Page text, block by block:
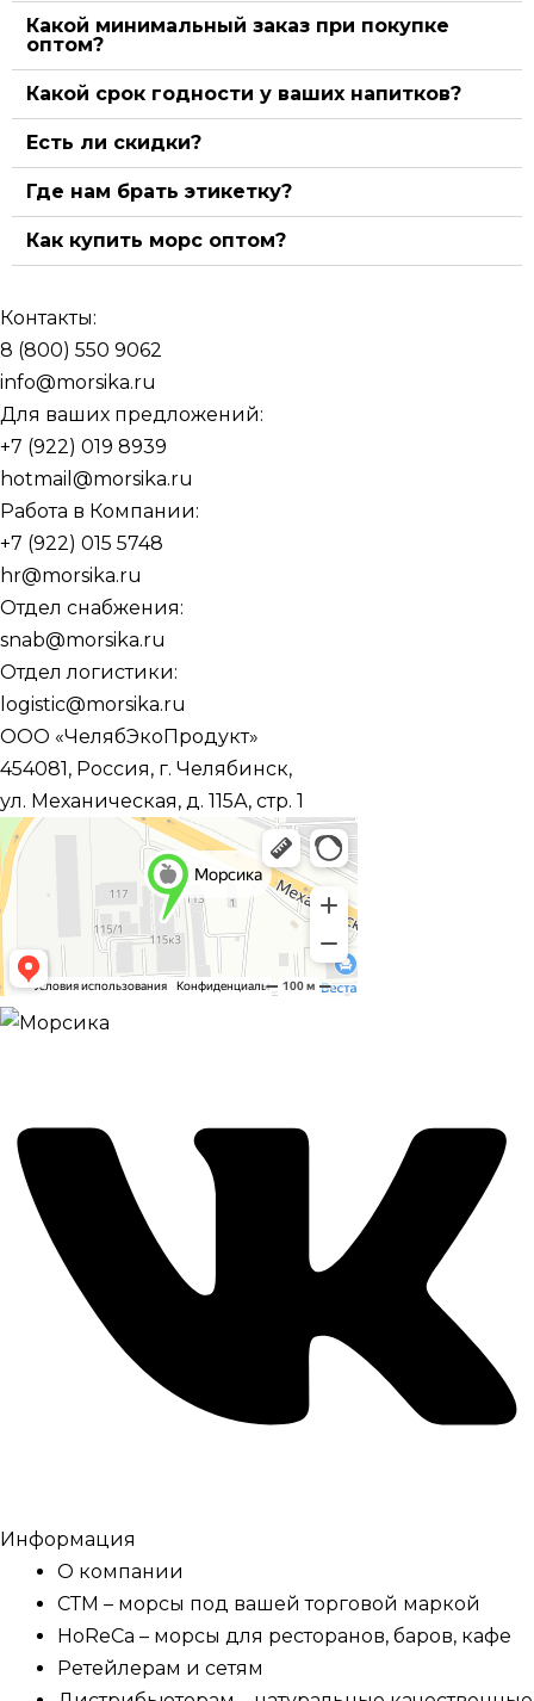
Какой минимальный заказ при покупке
оптом?
Какой срок годности у ваших напитков?
Есть ли скидки?
Где нам брать этикетку?
Как купить морс оптом?
Контакты:
8 (800) 550 9062
info@morsika.ru
Для ваших предложений:
+7 (922) 019 8939
hotmail@morsika.ru
Работа в Компании:
+7 (922) 015 5748
hr@morsika.ru
Отдел снабжения:
snab@morsika.ru
Отдел логистики:
logistic@morsika.ru
ООО «ЧелябЭкоПродукт»
454081, Россия, г. Челябинск,
ул. Механическая, д. 115А, стр. 1
Информация
О компании
СТМ – морсы под вашей торговой маркой
HoReCa – морсы для ресторанов, баров, кафе
Ретейлерам и сетям